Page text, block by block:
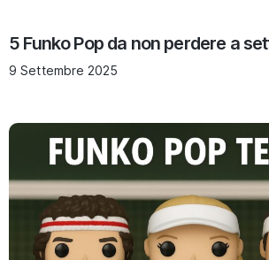
5 Funko Pop da non perdere a
9 Settembre 2025